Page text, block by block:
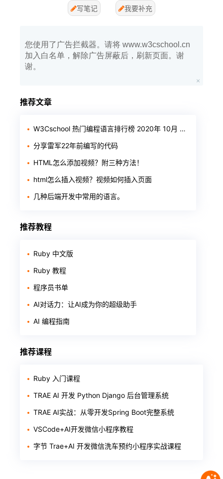
写笔记 我要补充
您使用了广告拦截器。请将 www.w3cschool.cn
加入白名单，解除广告屏蔽后，刷新页面。谢
谢。
推荐文章
W3Cschool 热门编程语言排行榜 2020年 10月 TOP10
分享雷军22年前编写的代码
HTML怎么添加视频？附三种方法！
html怎么插入视频？视频如何插入页面
几种后端开发中常用的语言。
推荐教程
Ruby 中文版
Ruby 教程
程序员书单
AI对话力：让AI成为你的超级助手
AI 编程指南
推荐课程
Ruby 入门课程
TRAE AI 开发 Python Django 后台管理系统
TRAE AI实战：从零开发Spring Boot完整系统
VSCode+AI开发微信小程序教程
字节 Trae+AI 开发微信洗车预约小程序实战课程